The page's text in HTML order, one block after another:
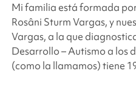
Mi familia está formada
Rosâni Sturm Vargas, y
Vargas, a la que
Desarrollo – Autismo a los
(como la llamamos) tiene